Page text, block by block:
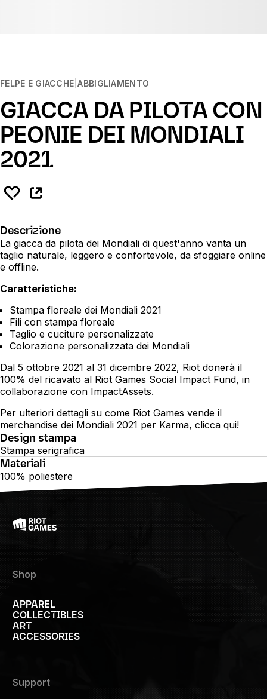
FELPE E GIACCHE ABBIGLIAMENTO
GIACCA DA PILOTA CON
PEONIE DEI MONDIALI
2021
Descrizione
La giacca da pilota dei Mondiali di quest'anno vanta un
taglio naturale, leggero e confortevole, da sfoggiare online
e offline.
Caratteristiche:
Stampa floreale dei Mondiali 2021
Fili con stampa floreale
Taglio e cuciture personalizzate
Colorazione personalizzata dei Mondiali
Dal 5 ottobre 2021 al 31 dicembre 2022, Riot donerà il
100% del ricavato al Riot Games Social Impact Fund, in
collaborazione con ImpactAssets.
Per ulteriori dettagli su come Riot Games vende il
merchandise dei Mondiali 2021 per Karma, clicca qui!
Design stampa
Stampa serigrafica
Materiali
100% poliestere
Shop
APPAREL
COLLECTIBLES
ART
ACCESSORIES
Support